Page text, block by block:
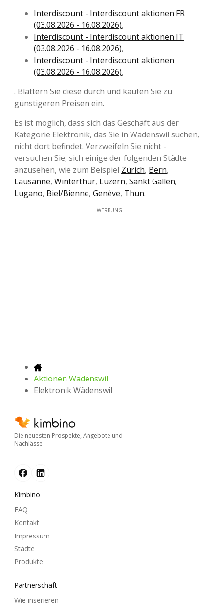
Interdiscount - Interdiscount aktionen FR
(03.08.2026 - 16.08.2026),
Interdiscount - Interdiscount aktionen IT
(03.08.2026 - 16.08.2026),
Interdiscount - Interdiscount aktionen
(03.08.2026 - 16.08.2026),
. Blättern Sie diese durch und kaufen Sie zu
günstigeren Preisen ein.
Es ist möglich, dass sich das Geschäft aus der
Kategorie Elektronik, das Sie in Wädenswil suchen,
nicht dort befindet. Verzweifeln Sie nicht -
versuchen Sie, sich einige der folgenden Städte
anzusehen, wie zum Beispiel Zürich, Bern,
Lausanne, Winterthur, Luzern, Sankt Gallen,
Lugano, Biel/Bienne, Genève, Thun.
WERBUNG
Aktionen Wädenswil
Elektronik Wädenswil
Die neuesten Prospekte, Angebote und
Nachlässe
Kimbino
FAQ
Kontakt
Impressum
Städte
Produkte
Partnerschaft
Wie inserieren